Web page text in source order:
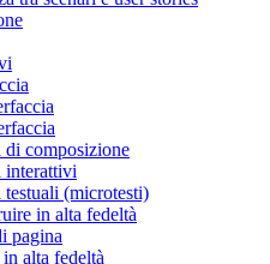
di composizione
interattivi
(microtesti)
in alta fedeltà
pagina
alta fedeltà